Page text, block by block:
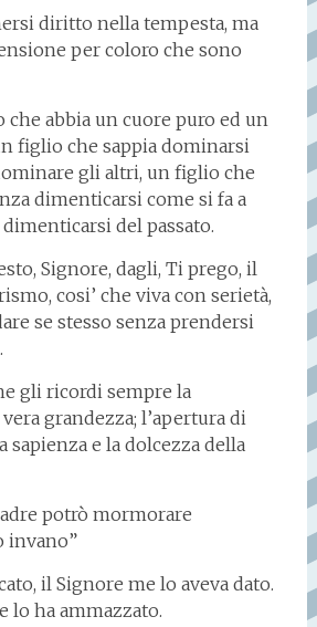
diritto nella tempesta, ma
per coloro che sono
abbia un cuore puro ed un
figlio che sappia dominarsi
gli altri, un figlio che
dimenticarsi come si fa a
del passato.
Signore, dagli, Ti prego, il
cosi’ che viva con serietà,
se stesso senza prendersi
gli ricordi sempre la
grandezza; l’apertura di
sapienza e la dolcezza della
potrò mormorare
invano”
il Signore me lo aveva dato.
lo ha ammazzato.